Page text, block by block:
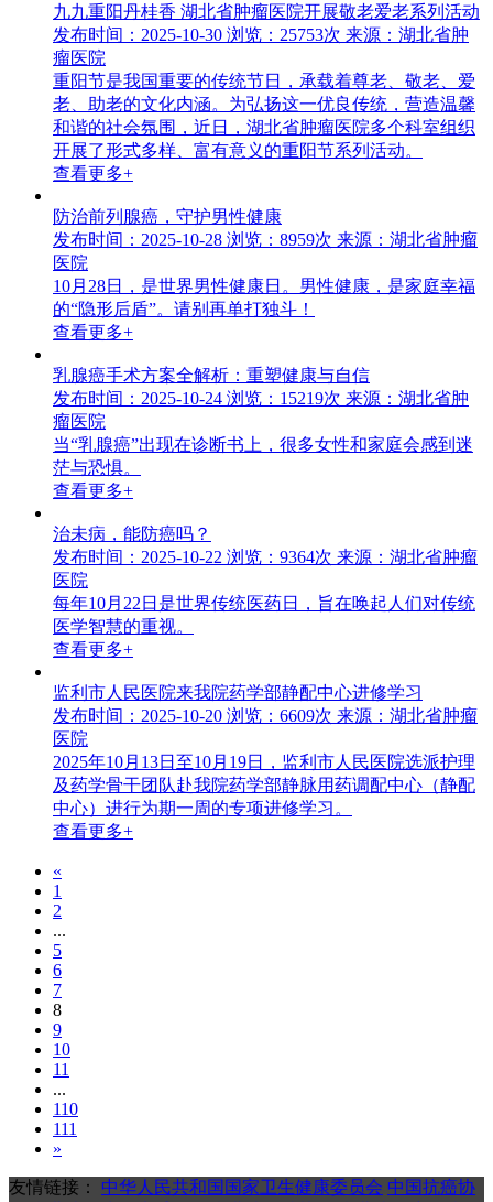
九九重阳丹桂香 湖北省肿瘤医院开展敬老爱老系列活动
发布时间：2025-10-30 浏览：25753次 来源：湖北省肿
瘤医院
重阳节是我国重要的传统节日，承载着尊老、敬老、爱
老、助老的文化内涵。为弘扬这一优良传统，营造温馨
和谐的社会氛围，近日，湖北省肿瘤医院多个科室组织
开展了形式多样、富有意义的重阳节系列活动。
查看更多+
防治前列腺癌，守护男性健康
发布时间：2025-10-28 浏览：8959次 来源：湖北省肿瘤
医院
10月28日，是世界男性健康日。男性健康，是家庭幸福
的“隐形后盾”。请别再单打独斗！
查看更多+
乳腺癌手术方案全解析：重塑健康与自信
发布时间：2025-10-24 浏览：15219次 来源：湖北省肿
瘤医院
当“乳腺癌”出现在诊断书上，很多女性和家庭会感到迷
茫与恐惧。
查看更多+
治未病，能防癌吗？
发布时间：2025-10-22 浏览：9364次 来源：湖北省肿瘤
医院
每年10月22日是世界传统医药日，旨在唤起人们对传统
医学智慧的重视。
查看更多+
监利市人民医院来我院药学部静配中心进修学习
发布时间：2025-10-20 浏览：6609次 来源：湖北省肿瘤
医院
2025年10月13日至10月19日，监利市人民医院选派护理
及药学骨干团队赴我院药学部静脉用药调配中心（静配
中心）进行为期一周的专项进修学习。
查看更多+
«
1
2
...
5
6
7
8
9
10
11
...
110
111
»
友情链接： 中华人民共和国国家卫生健康委员会 中国抗癌协